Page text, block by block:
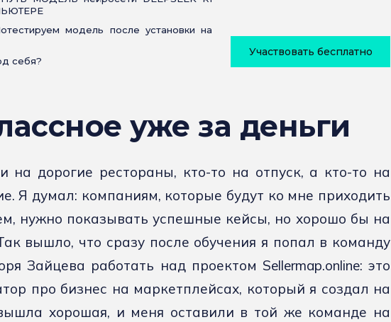
модель после установки на
себя?
Участвовать бесплатно
уже за деньги
на дорогие рестораны, кто-то на отпуск, а кто-то на
Я думал: компаниям, которые будут ко мне приходить
нужно показывать успешные кейсы, но хорошо бы на
вышло, что сразу после обучения я попал в команду
Зайцева работать над проектом Sellermap.online: это
про бизнес на маркетплейсах, который я создал на
хорошая, и меня оставили в той же команде на